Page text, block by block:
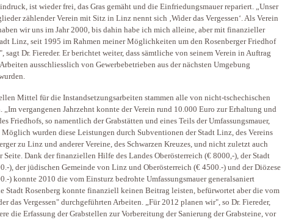
ist wieder frei, das Gras gemäht und die Einfriedungsmauer repariert. „Unser
zählender Verein mit Sitz in Linz nennt sich ‚Wider das Vergessen‘. Als Verein
wir uns im Jahr 2000, bis dahin habe ich mich alleine, aber mit finanzieller
Linz, seit 1995 im Rahmen meiner Möglichkeiten um den Rosenberger Friedhof
sagt Dr. Fiereder. Er berichtet weiter, dass sämtliche von seinem Verein in Auftrag
ausschliesslich von Gewerbebetrieben aus der nächsten Umgebung
Mittel für die Instandsetzungsarbeiten stammen alle von nicht-tschechischen
„Im vergangenen Jahrzehnt konnte der Verein rund 10.000 Euro zur Erhaltung und
Friedhofs, so namentlich der Grabstätten und eines Teils der Umfassungsmauer,
wurden diese Leistungen durch Subventionen der Stadt Linz, des Vereins
zu Linz und anderer Vereine, des Schwarzen Kreuzes, und nicht zuletzt auch
Seite. Dank der finanziellen Hilfe des Landes Oberösterreich (€ 8000,-), der Stadt
), der jüdischen Gemeinde von Linz und Oberösterreich (€ 4500.-) und der Diözese
) konnte 2010 die vom Einsturz bedrohte Umfassungsmauer generalsaniert
Stadt Rosenberg konnte finanziell keinen Beitrag leisten, befürwortet aber die vom
das Vergessen" durchgeführten Arbeiten. „Für 2012 planen wir", so Dr. Fiereder,
die Erfassung der Grabstellen zur Vorbereitung der Sanierung der Grabsteine, vor